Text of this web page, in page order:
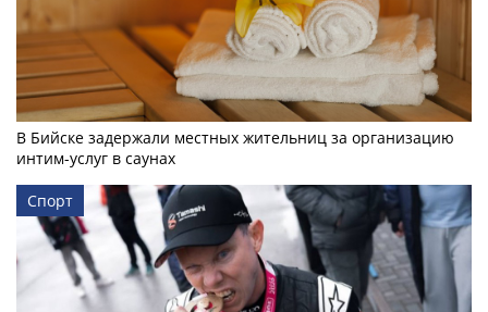
В Бийске задержали местных жительниц за организацию
интим-услуг в саунах
Спорт